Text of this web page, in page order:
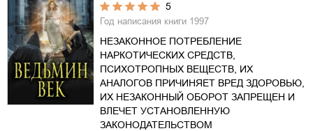
5
Год написания книги 1997
НЕЗАКОННОЕ ПОТРЕБЛЕНИЕ
НАРКОТИЧЕСКИХ СРЕДСТВ,
ПСИХОТРОПНЫХ ВЕЩЕСТВ, ИХ
АНАЛОГОВ ПРИЧИНЯЕТ ВРЕД ЗДОРОВЬЮ,
ИХ НЕЗАКОННЫЙ ОБОРОТ ЗАПРЕЩЕН И
ВЛЕЧЕТ УСТАНОВЛЕННУЮ
ЗАКОНОДАТЕЛЬСТВОМ